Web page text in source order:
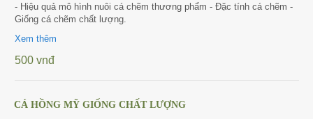
- Hiệu quả mô hình nuôi cá chẽm thương phẩm - Đặc tính cá chẽm -
Giống cá chẽm chất lượng.
Xem thêm
500 vnđ
CÁ HỒNG MỸ GIỐNG CHẤT LƯỢNG